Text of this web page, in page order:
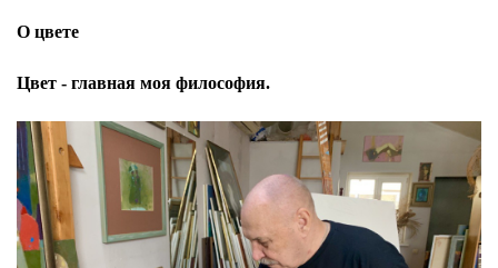
О цвете
Цвет - главная моя философия.